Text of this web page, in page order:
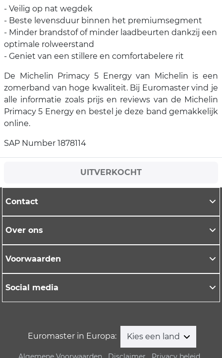
- Veilig op nat wegdek
- Beste levensduur binnen het premiumsegment
- Minder brandstof of minder laadbeurten dankzij een
optimale rolweerstand
- Geniet van een stillere en comfortabelere rit
De Michelin Primacy 5 Energy van Michelin is een
zomerband van hoge kwaliteit. Bij Euromaster vind je
alle informatie zoals prijs en reviews van de Michelin
Primacy 5 Energy en bestel je deze band gemakkelijk
online.
SAP Number 1878114
UITVERKOCHT
Contact
Over ons
Voorwaarden
Social media
Euromaster in Europa: Kies een land